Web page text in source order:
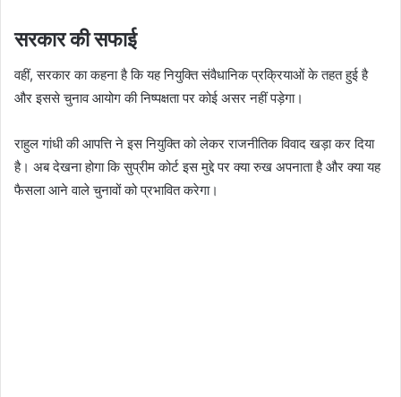
सरकार की सफाई
वहीं, सरकार का कहना है कि यह नियुक्ति संवैधानिक प्रक्रियाओं के तहत हुई है
और इससे चुनाव आयोग की निष्पक्षता पर कोई असर नहीं पड़ेगा।
राहुल गांधी की आपत्ति ने इस नियुक्ति को लेकर राजनीतिक विवाद खड़ा कर दिया
है। अब देखना होगा कि सुप्रीम कोर्ट इस मुद्दे पर क्या रुख अपनाता है और क्या यह
फैसला आने वाले चुनावों को प्रभावित करेगा।